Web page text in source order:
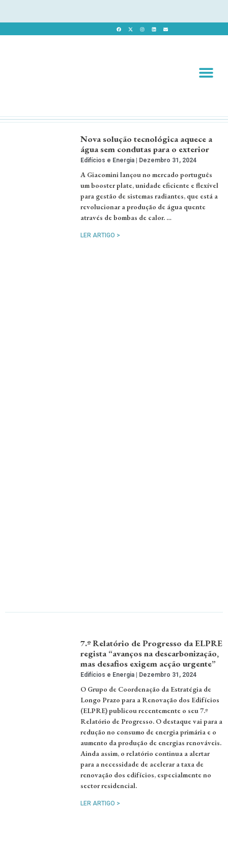
Nova solução tecnológica aquece a
água sem condutas para o exterior
Edifícios e Energia Dezembro 31, 2024
A Giacomini lançou no mercado português
um booster plate, unidade eficiente e flexível
para gestão de sistemas radiantes, que está a
revolucionar a produção de água quente
através de bombas de calor. …
LER ARTIGO >
7.º Relatório de Progresso da ELPRE
regista “avanços na descarbonização,
mas desafios exigem acção urgente”
Edifícios e Energia Dezembro 31, 2024
O Grupo de Coordenação da Estratégia de
Longo Prazo para a Renovação dos Edifícios
(ELPRE) publicou recentemente o seu 7.º
Relatório de Progresso. O destaque vai para a
redução no consumo de energia primária e o
aumento da produção de energias renováveis.
Ainda assim, o relatório continua a alertar
para a necessidade de acelerar a taxa de
renovação dos edifícios, especialmente no
sector residencial.
LER ARTIGO >